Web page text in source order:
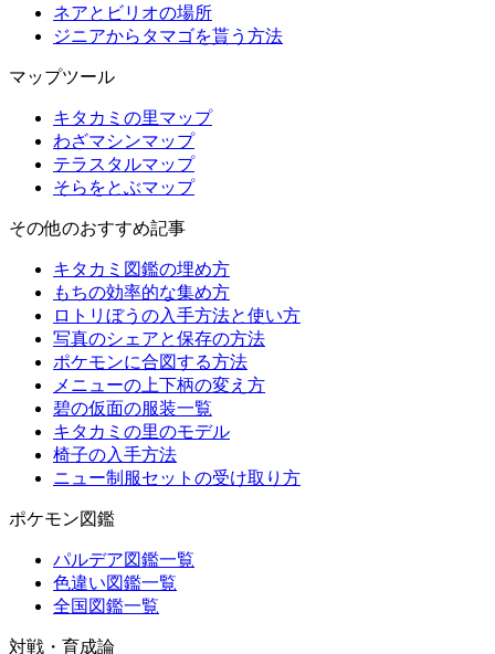
ネアとビリオの場所
ジニアからタマゴを貰う方法
マップツール
キタカミの里マップ
わざマシンマップ
テラスタルマップ
そらをとぶマップ
その他のおすすめ記事
キタカミ図鑑の埋め方
もちの効率的な集め方
ロトリぼうの入手方法と使い方
写真のシェアと保存の方法
ポケモンに合図する方法
メニューの上下柄の変え方
碧の仮面の服装一覧
キタカミの里のモデル
椅子の入手方法
ニュー制服セットの受け取り方
ポケモン図鑑
パルデア図鑑一覧
色違い図鑑一覧
全国図鑑一覧
対戦・育成論